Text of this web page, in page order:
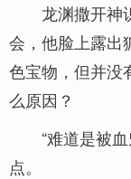
龙渊撒开神
会，他脸上露出
色宝物，但并没
么原因？
“难道是被
点。